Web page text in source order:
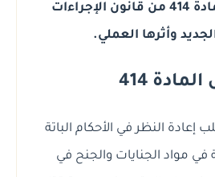
شرح مبسط للمادة 414 من قانون الإجراءات
وأثرها العملي.
414
طلب إعادة النظر في الأحكام الباتة
في مواد الجنايات والجنح في